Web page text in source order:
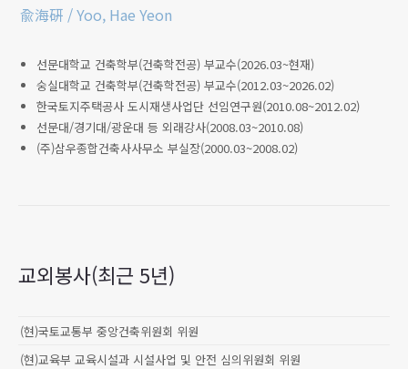
兪海硏 / Yoo, Hae Yeon
선문대학교 건축학부(건축학전공) 부교수(2026.03~현재)
숭실대학교 건축학부(건축학전공) 부교수(2012.03~2026.02)
한국토지주택공사 도시재생사업단 선임연구원(2010.08~2012.02)
선문대/경기대/광운대 등 외래강사(2008.03~2010.08)
(주)삼우종합건축사사무소 부실장(2000.03~2008.02)
교외봉사(최근 5년)
(현)국토교통부 중앙건축위원회 위원
(현)교육부 교육시설과 시설사업 및 안전 심의위원회 위원